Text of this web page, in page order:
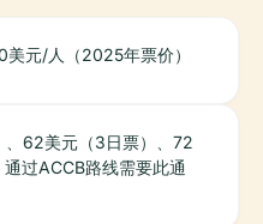
美元/人（2025年票价）
、62美元（3日票）、72
过ACCB路线需要此通